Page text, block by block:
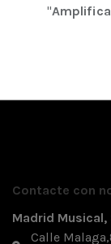
"
Contacte con
Madrid Musical,
Calle